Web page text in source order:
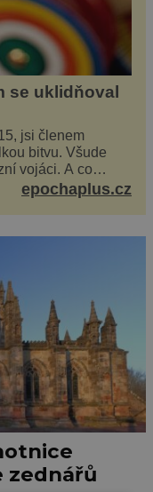
se uklidňoval
jsi členem
bitvu. Všude
vojáci. A co
v...
epochaplus.cz
zednářů